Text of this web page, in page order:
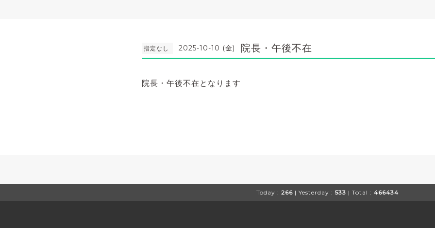
指定なし 2025-10-10 (金) 院長・午後不在
院長・午後不在となります
Today : 266 | Yesterday : 533 | Total : 466434